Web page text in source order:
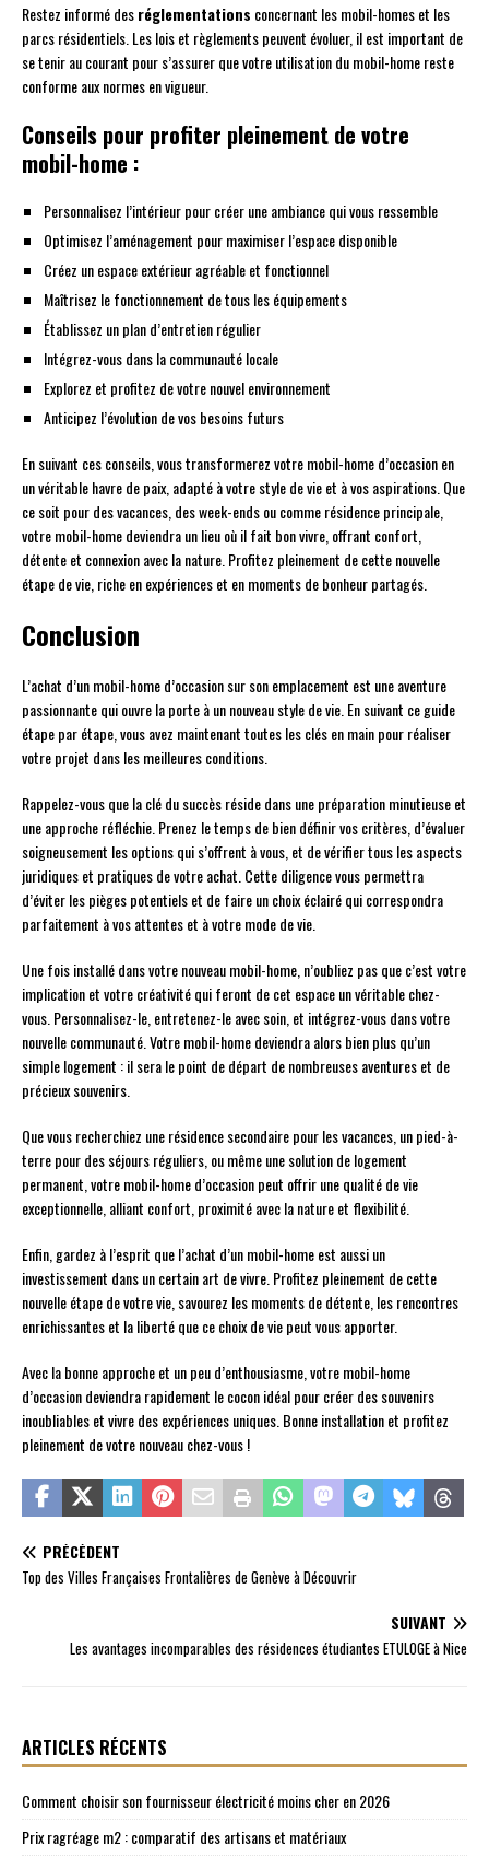
Restez informé desréglementations concernant les mobil-homes et les
parcs résidentiels. Les lois et règlements peuvent évoluer, il est important de
se tenir au courant pour s’assurer que votre utilisation du mobil-home reste
conforme aux normes en vigueur.
Conseils pour profiter pleinement de votre
mobil-home :
Personnalisez l’intérieur pour créer une ambiance qui vous ressemble
Optimisez l’aménagement pour maximiser l’espace disponible
Créez un espace extérieur agréable et fonctionnel
Maîtrisez le fonctionnement de tous les équipements
Établissez un plan d’entretien régulier
Intégrez-vous dans la communauté locale
Explorez et profitez de votre nouvel environnement
Anticipez l’évolution de vos besoins futurs
En suivant ces conseils, vous transformerez votre mobil-home d’occasion en
un véritable havre de paix, adapté à votre style de vie et à vos aspirations. Que
ce soit pour des vacances, des week-ends ou comme résidence principale,
votre mobil-home deviendra un lieu où il fait bon vivre, offrant confort,
détente et connexion avec la nature. Profitez pleinement de cette nouvelle
étape de vie, riche en expériences et en moments de bonheur partagés.
Conclusion
L’achat d’un mobil-home d’occasion sur son emplacement est une aventure
passionnante qui ouvre la porte à un nouveau style de vie. En suivant ce guide
étape par étape, vous avez maintenant toutes les clés en main pour réaliser
votre projet dans les meilleures conditions.
Rappelez-vous que la clé du succès réside dans une préparation minutieuse et
une approche réfléchie. Prenez le temps de bien définir vos critères, d’évaluer
soigneusement les options qui s’offrent à vous, et de vérifier tous les aspects
juridiques et pratiques de votre achat. Cette diligence vous permettra
d’éviter les pièges potentiels et de faire un choix éclairé qui correspondra
parfaitement à vos attentes et à votre mode de vie.
Une fois installé dans votre nouveau mobil-home, n’oubliez pas que c’est votre
implication et votre créativité qui feront de cet espace un véritable chez-
vous. Personnalisez-le, entretenez-le avec soin, et intégrez-vous dans votre
nouvelle communauté. Votre mobil-home deviendra alors bien plus qu’un
simple logement : il sera le point de départ de nombreuses aventures et de
précieux souvenirs.
Que vous recherchiez une résidence secondaire pour les vacances, un pied-à-
terre pour des séjours réguliers, ou même une solution de logement
permanent, votre mobil-home d’occasion peut offrir une qualité de vie
exceptionnelle, alliant confort, proximité avec la nature et flexibilité.
Enfin, gardez à l’esprit que l’achat d’un mobil-home est aussi un
investissement dans un certain art de vivre. Profitez pleinement de cette
nouvelle étape de votre vie, savourez les moments de détente, les rencontres
enrichissantes et la liberté que ce choix de vie peut vous apporter.
Avec la bonne approche et un peu d’enthousiasme, votre mobil-home
d’occasion deviendra rapidement le cocon idéal pour créer des souvenirs
inoubliables et vivre des expériences uniques. Bonne installation et profitez
pleinement de votre nouveau chez-vous !
PRÉCÉDENT
Top des Villes Françaises Frontalières de Genève à Découvrir
SUIVANT
Les avantages incomparables des résidences étudiantes ETULOGE à Nice
ARTICLES RÉCENTS
Comment choisir son fournisseur électricité moins cher en 2026
Prix ragréage m2 : comparatif des artisans et matériaux